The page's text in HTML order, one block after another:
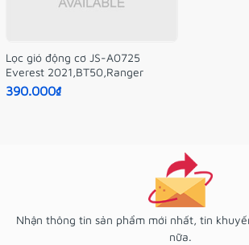
Lọc gió động cơ JS-A0725
Everest 2021,BT50,Ranger
390.000₫
Nhận thông tin sản phẩm mới nhất, tin
nữa.